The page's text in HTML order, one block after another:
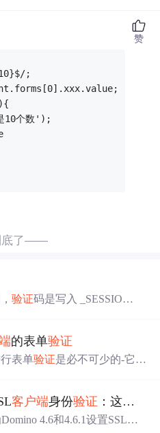
;
10个数');
赞
了——
验证码是写入 _SESSIO
和最后解决的方法。我是在
问题的。 一 探索的过程 刚
的表单验证
表单验证是必不可少的-它可
户可能使用旧的浏览器或禁
户端验证。客户端和服务器
客户端身份验证 ：这是信任的问题
4.6和4.6.1设置SSL客